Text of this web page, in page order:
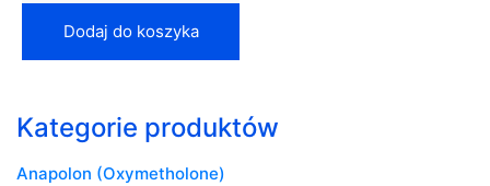
Dodaj do koszyka
Kategorie produktów
Anapolon (Oxymetholone)